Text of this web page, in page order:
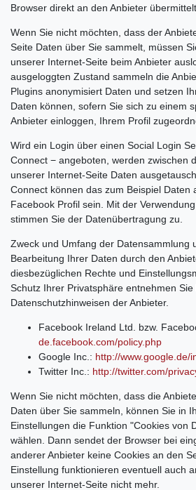
Browser direkt an den Anbieter
Wenn Sie nicht möchten, dass der
Seite Daten über Sie sammelt, müssen
unserer Internet-Seite beim Anbieter
ausgeloggten Zustand sammeln die
Plugins anonymisiert Daten und setzen
Daten können, sofern Sie sich zu einem
Anbieter einloggen, Ihrem Profil
Wird ein Login über einen Social Login
Connect − angeboten, werden zwischen
unserer Internet-Seite Daten
Connect können das zum Beispiel Daten
Facebook Profil sein. Mit der
stimmen Sie der Datenübertragung zu.
Zweck und Umfang der Datensammlung
Bearbeitung Ihrer Daten durch den
diesbezüglichen Rechte und
Schutz Ihrer Privatsphäre entnehmen Sie
Datenschutzhinweisen der Anbieter.
Facebook Ireland Ltd. bzw.
de.facebook.com/policy.php
Google Inc.: http://www.google.de/
Twitter Inc.: http://twitter.com/
Wenn Sie nicht möchten, dass die
Daten über Sie sammeln, können Sie in
Einstellungen die Funktion "Cookies von
wählen. Dann sendet der Browser bei
anderer Anbieter keine Cookies an den
Einstellung funktionieren eventuell auch
unserer Internet-Seite nicht mehr.